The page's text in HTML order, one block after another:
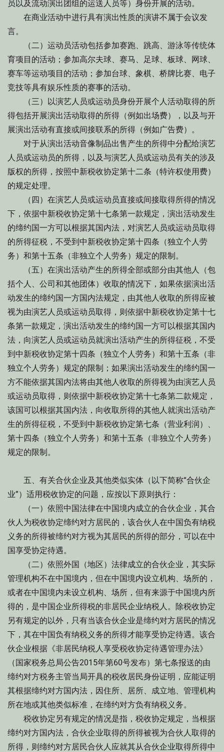
员以及流动演出团组的运送人员等）身份开展的活动。
在商业活动中进行具有演出性质的演讲不属于会议发
言。
（二）运动员活动包括参加赛跑、跳高、游泳等传统体
育项目的活动；参加高尔夫球、赛马、足球、板球、网球、
赛车等运动项目的活动；参加台球、象棋、桥牌比赛、电子
竞技等具有娱乐性质的赛事的活动。
（三）以演艺人员或运动员身份开展个人活动取得的所
得包括开展演出活动取得的所得（例如出场费），以及与开
展演出活动有直接或间接联系的所得（例如广告费）。
对于从演出活动音像制品出售产生的所得中分配给演艺
人员或运动员的所得，以及与演艺人员或运动员有关的涉及
版权的所得，按照中新税收协定第十二条（特许权使用费）
的规定处理。
（四）在演艺人员或运动员直接或间接取得所得的情况
下，依据中新税收协定第十七条第一款规定，演出活动发生
的缔约国一方可以根据其国内法，对演艺人员或运动员取得
的所得征税，不受到中新税收协定第十四条（独立个人劳
务）和第十五条（非独立个人劳务）规定的限制。
（五）在演出活动产生的所得全部或部分由其他人（包
括个人、公司和其他团体）收取的情况下，如果依据演出活
动发生的缔约国一方国内法规定，由其他人收取的所得应被
视为由演艺人员或运动员取得，则依据中新税收协定第十七
条第一款规定，演出活动发生的缔约国一方可以根据其国内
法，向演艺人员或运动员就演出活动产生的所得征税，不受
到中新税收协定第十四条（独立个人劳务）和第十五条（非
独立个人劳务）规定的限制；如果演出活动发生的缔约国一
方不能依据其国内法将由其他人收取的所得视为由演艺人员
或运动员取得，则依据中新税收协定第十七条第二款规定，
该国可以根据其国内法，向收取所得的其他人就演出活动产
生的所得征税，不受到中新税收协定第七条（营业利润）、
第十四条（独立个人劳务）和第十五条（非独立个人劳务）
规定的限制。
五、有关合伙企业及其他类似实体（以下简称“合伙企
业”）适用税收协定的问题，应按以下原则执行：
（一）依照中国法律在中国境内成立的合伙企业，其合
伙人为税收协定缔约对方居民的，该合伙人在中国负有纳税
义务的所得被缔约对方视为其居民的所得的部分，可以在中
国享受协定待遇。
（二）依照外国（地区）法律成立的合伙企业，其实际
管理机构不在中国境内，但在中国境内设立机构、场所的，
或者在中国境内未设立机构、场所，但有来源于中国境内所
得的，是中国企业所得税的非居民企业纳税人。除税收协定
另有规定的以外，只有当该合伙企业是缔约对方居民的情况
下，其在中国负有纳税义务的所得才能享受协定待遇。该合
伙企业根据《非居民纳税人享受税收协定待遇管理办法》
（国家税务总局公告2015年第60号发布）第七条报送的由
缔约对方税务主管当局开具的税收居民身份证明，应能证明
其根据缔约对方国内法，因住所、居所、成立地、管理机构
所在地或其他类似标准，在缔约对方负有纳税义务。
税收协定另有规定的情况是指，税收协定规定，当根据
缔约对方国内法，合伙企业取得的所得被视为合伙人取得的
所得，则缔约对方居民合伙人应就其从合伙企业取得所得中